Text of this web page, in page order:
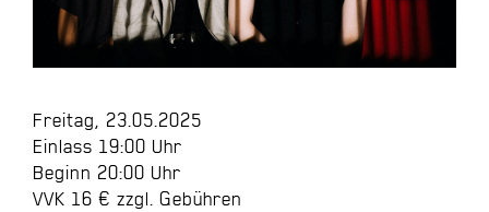
Freitag, 23.05.2025
Einlass 19:00 Uhr
Beginn 20:00 Uhr
VVK 16 € zzgl. Gebühren